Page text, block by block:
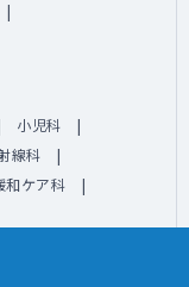
小児科
線科
和ケア科